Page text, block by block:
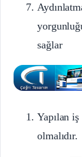
sağlar
Yapılan
olmalıdır.